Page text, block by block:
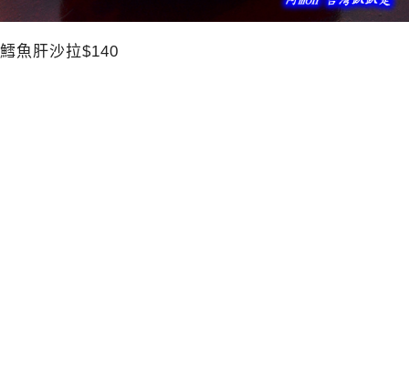
鱈魚肝沙拉$140